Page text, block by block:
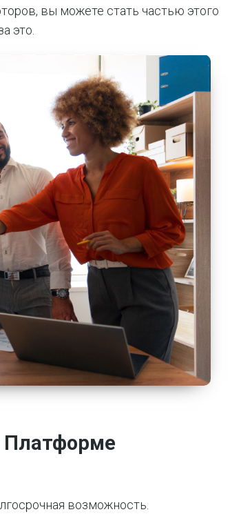
вы можете стать частью этого
это.
Платформе
возможность.